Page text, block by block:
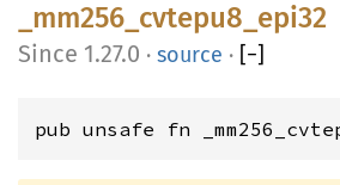
_mm256_cvtepu8_epi32
1.27.0 · source · [−]
pub unsafe fn